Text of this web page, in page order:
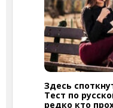
Здесь
Тест по
редко кто